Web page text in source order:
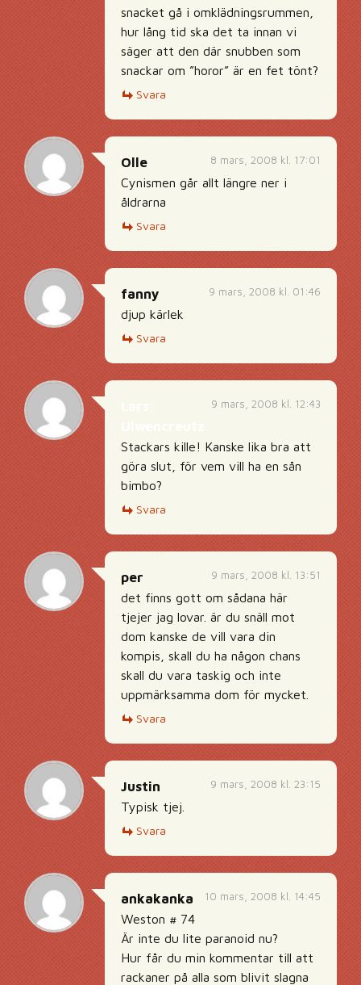
snacket gå i omklädningsrummen,
hur lång tid ska det ta innan vi
säger att den där snubben som
snackar om ”horor” är en fet tönt?
Svara
8 mars, 2008 kl. 17:01
Olle
Cynismen går allt längre ner i
åldrarna
Svara
9 mars, 2008 kl. 01:46
fanny
djup kärlek
Svara
9 mars, 2008 kl. 12:43
Stackars kille! Kanske lika bra att
göra slut, för vem vill ha en sån
bimbo?
Svara
9 mars, 2008 kl. 13:51
per
det finns gott om sådana här
tjejer jag lovar. är du snäll mot
dom kanske de vill vara din
kompis, skall du ha någon chans
skall du vara taskig och inte
uppmärksamma dom för mycket.
Svara
9 mars, 2008 kl. 23:15
Justin
Typisk tjej.
Svara
10 mars, 2008 kl. 14:45
ankakanka
Weston # 74
Är inte du lite paranoid nu?
Hur får du min kommentar till att
rackaner på alla som blivit slagna